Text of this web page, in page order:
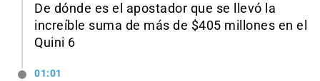
De dónde es el apostador que se llevó la
increíble suma de más de $405 millones en el
Quini 6
01:01